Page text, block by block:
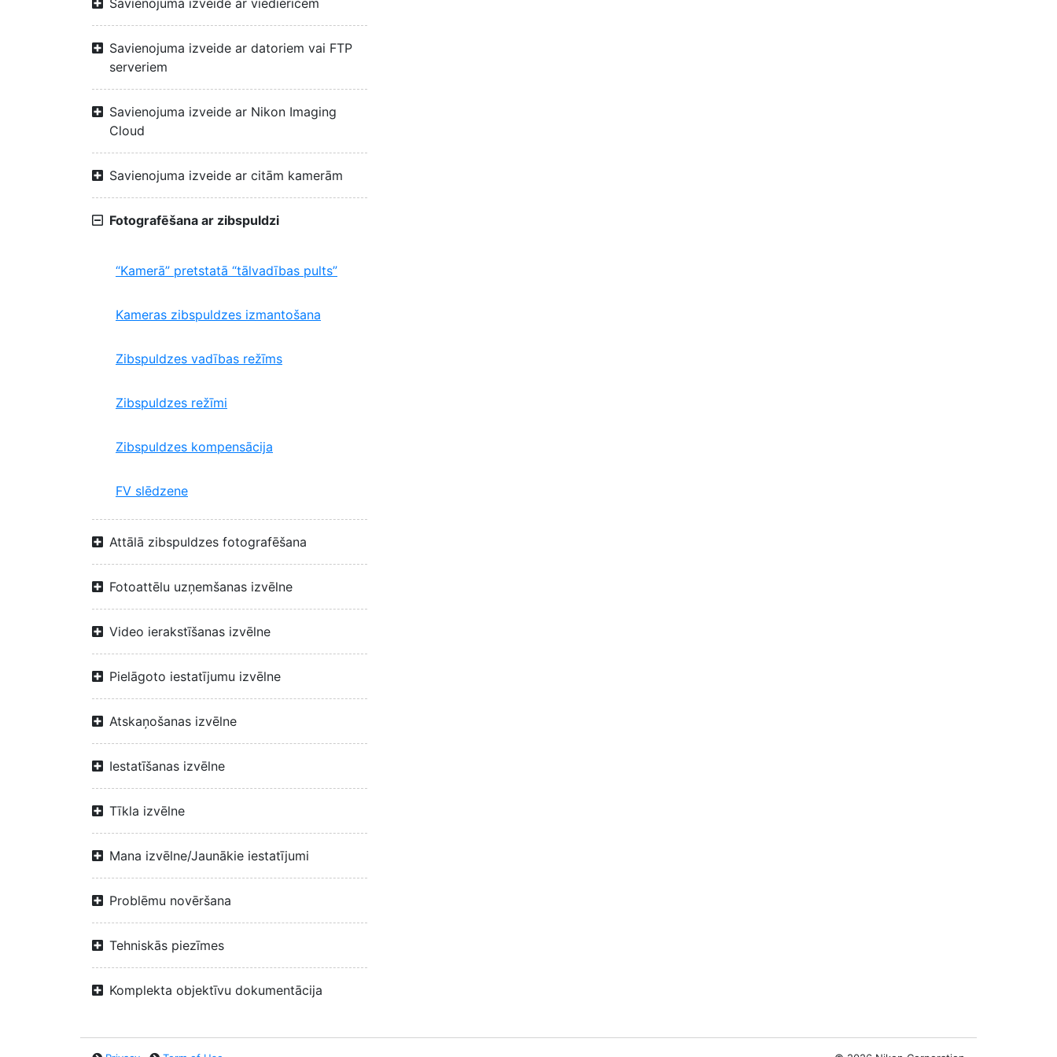
Savienojuma izveide ar viedierīcēm
Savienojuma izveide ar datoriem vai FTP
serveriem
Savienojuma izveide ar Nikon Imaging
Cloud
Savienojuma izveide ar citām kamerām
Fotografēšana ar zibspuldzi
“Kamerā” pretstatā “tālvadības pults”
Kameras zibspuldzes izmantošana
Zibspuldzes vadības režīms
Zibspuldzes režīmi
Zibspuldzes kompensācija
FV slēdzene
Attālā zibspuldzes fotografēšana
Fotoattēlu uzņemšanas izvēlne
Video ierakstīšanas izvēlne
Pielāgoto iestatījumu izvēlne
Atskaņošanas izvēlne
Iestatīšanas izvēlne
Tīkla izvēlne
Mana izvēlne/Jaunākie iestatījumi
Problēmu novēršana
Tehniskās piezīmes
Komplekta objektīvu dokumentācija